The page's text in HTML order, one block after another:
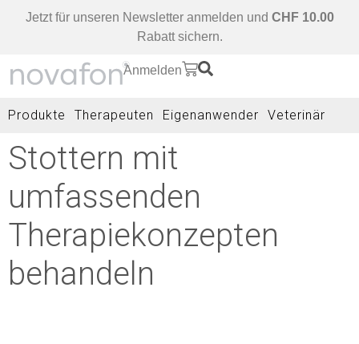
Jetzt für unseren Newsletter anmelden und CHF 10.00
Rabatt sichern.
Anmelden
Produkte Therapeuten Eigenanwender Veterinär
Stottern mit
umfassenden
Therapiekonzepten
behandeln